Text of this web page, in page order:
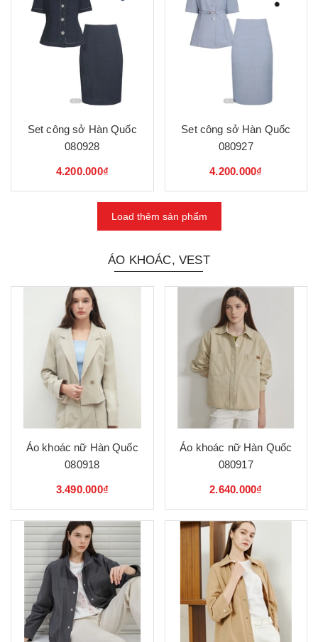
Set công sở Hàn Quốc
080928
4.200.000₫
Set công sở Hàn Quốc
080927
4.200.000₫
Load thêm sản phẩm
ÁO KHOÁC, VEST
Áo khoác nữ Hàn Quốc
080918
3.490.000₫
Áo khoác nữ Hàn Quốc
080917
2.640.000₫